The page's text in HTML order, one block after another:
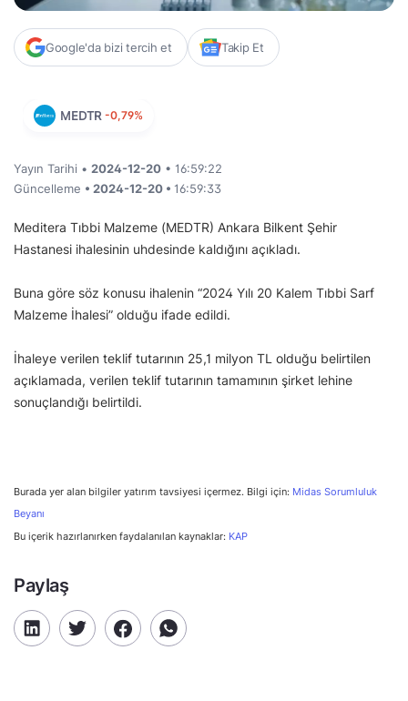
Google'da bizi tercih et Takip Et
MEDTR -0,79%
Yayın Tarihi • 2024-12-20 • 16:59:22
Güncelleme • 2024-12-20 • 16:59:33
Meditera Tıbbi Malzeme (MEDTR) Ankara Bilkent Şehir
Hastanesi ihalesinin uhdesinde kaldığını açıkladı.
Buna göre söz konusu ihalenin “2024 Yılı 20 Kalem Tıbbi Sarf
Malzeme İhalesi” olduğu ifade edildi.
İhaleye verilen teklif tutarının 25,1 milyon TL olduğu belirtilen
açıklamada, verilen teklif tutarının tamamının şirket lehine
sonuçlandığı belirtildi.
Burada yer alan bilgiler yatırım tavsiyesi içermez. Bilgi için: Midas Sorumluluk
Beyanı
Bu içerik hazırlanırken faydalanılan kaynaklar: KAP
Paylaş